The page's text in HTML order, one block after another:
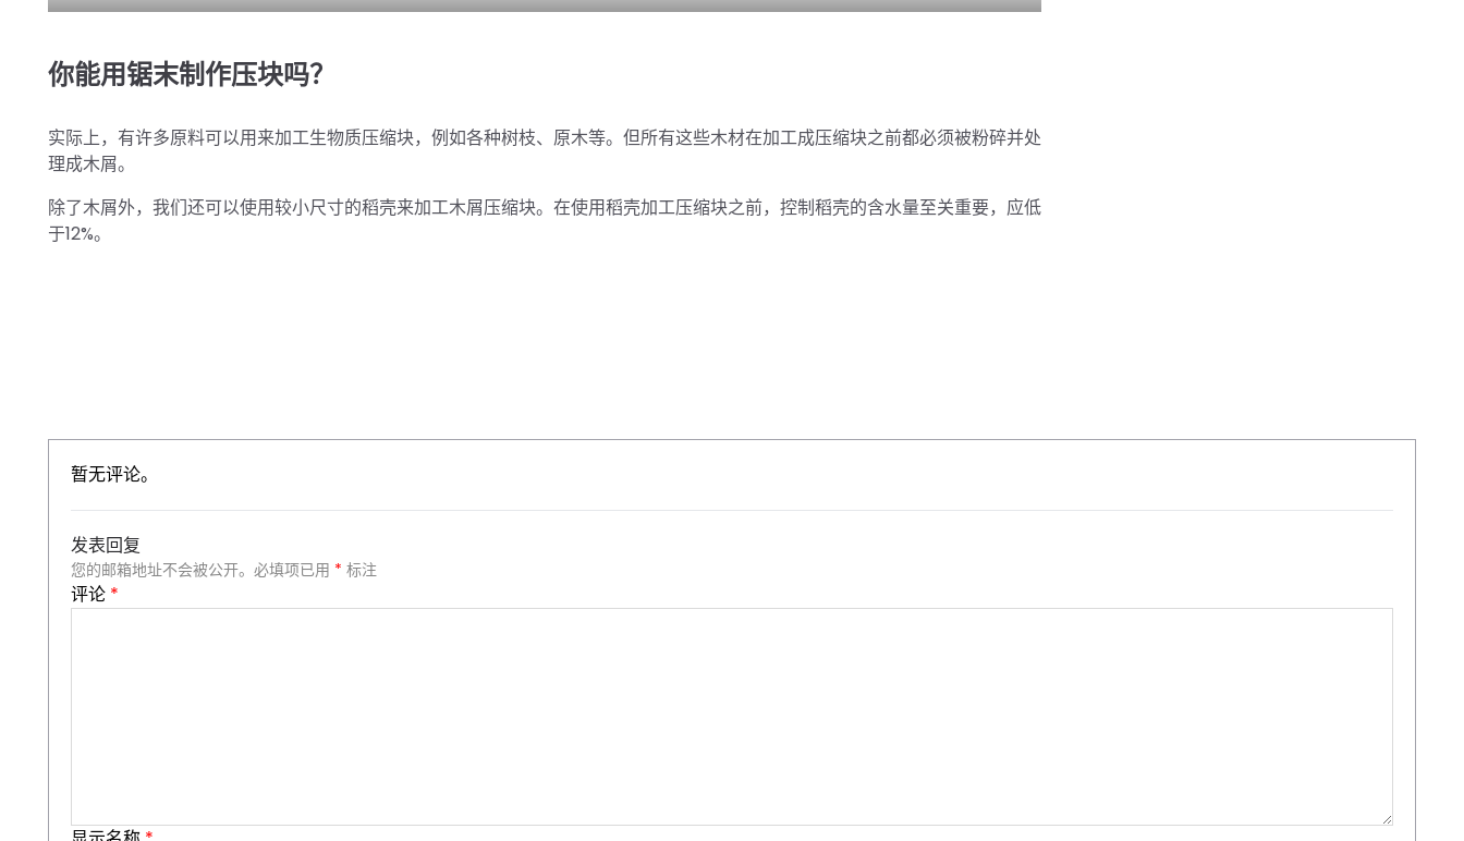
你能用锯末制作压块吗？
实际上，有许多原料可以用来加工生物质压缩块，例如各种树枝、原木等。但所有这些木材在加工成压缩块之前都必须被粉碎并处
理成木屑。
除了木屑外，我们还可以使用较小尺寸的稻壳来加工木屑压缩块。在使用稻壳加工压缩块之前，控制稻壳的含水量至关重要，应低
于12%。
暂无评论。
发表回复
您的邮箱地址不会被公开。 必填项已用 * 标注
评论 *